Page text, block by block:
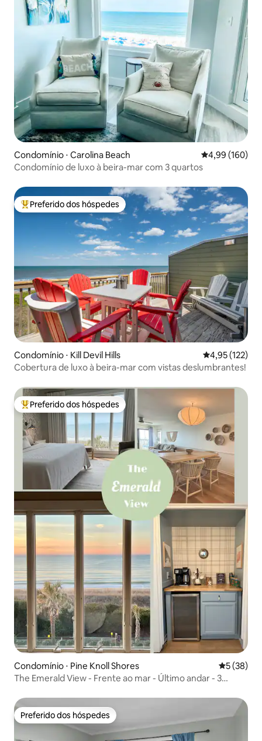
Condomínio ⋅ Carolina Beach 4,99 de uma
4,99 (160)
Condomínio de luxo à beira-mar com 3 quartos
Entre os melhores preferidos dos hóspedes
Preferido dos hóspedes
Condomínio ⋅ Kill Devil Hills 4,95 de uma
4,95 (122)
Cobertura de luxo à beira-mar com vistas deslumbrantes!
Entre os melhores preferidos dos hóspedes
Preferido dos hóspedes
Condomínio ⋅ Pine Knoll Shores 5 de uma
5 (38)
The Emerald View - Frente ao mar - Último andar - 3
Preferido dos hóspedes
Preferido dos hóspedes